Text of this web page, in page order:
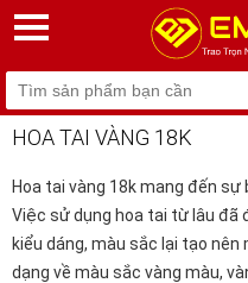
HOA TAI VÀNG 18K
Hoa tai vàng 18kmang đến sự
Việc sử dụng hoa tai từ lâu đã
kiểu dáng, màu sắc lại tạo
dạng về màu sắc vàng màu,